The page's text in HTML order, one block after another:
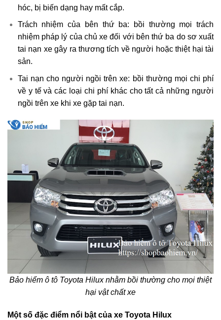
hóc, bị biến dạng hay mất cắp.
Trách nhiệm của bên thứ ba: bồi thường mọi trách
nhiệm pháp lý của chủ xe đối với bên thứ ba do sơ xuất
tai nạn xe gây ra thương tích về người hoặc thiệt hại tài
sản.
Tai nạn cho người ngồi trên xe: bồi thường mọi chi phí
về y tế và các loại chi phí khác cho tất cả những người
ngồi trên xe khi xe gặp tai nạn.
Bảo hiểm ô tô Toyota Hilux nhằm bồi thường cho mọi thiệt
hại vật chất xe
Một số đặc điểm nổi bật của xe Toyota Hilux